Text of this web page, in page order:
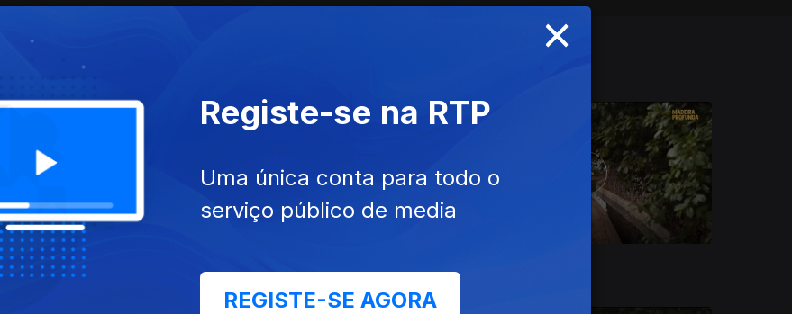
2025
×
Registe-se na RTP
Uma única conta para todo o
serviço público de media
REGISTE-SE AGORA